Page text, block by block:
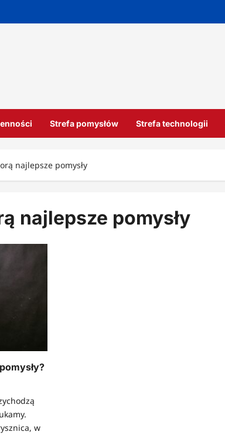
Strefa pomysłów Strefa technologii
najlepsze pomysły
najlepsze pomysły
w